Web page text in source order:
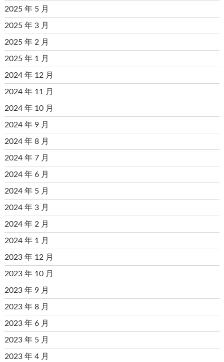
2025 年 5 月
2025 年 3 月
2025 年 2 月
2025 年 1 月
2024 年 12 月
2024 年 11 月
2024 年 10 月
2024 年 9 月
2024 年 8 月
2024 年 7 月
2024 年 6 月
2024 年 5 月
2024 年 3 月
2024 年 2 月
2024 年 1 月
2023 年 12 月
2023 年 10 月
2023 年 9 月
2023 年 8 月
2023 年 6 月
2023 年 5 月
2023 年 4 月